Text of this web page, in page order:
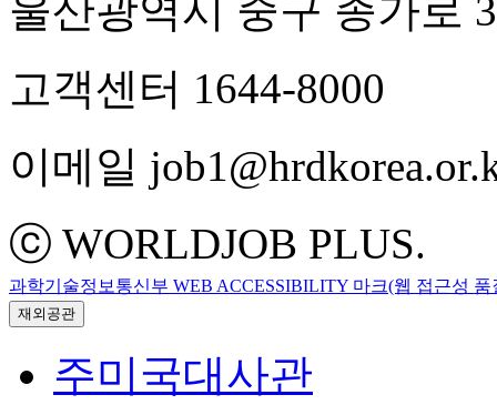
울산광역시 중구 종가로
고객센터 1644-8000
이메일
ⓒ WORLDJOB PLUS.
과학기술정보통신부 WEB ACCESSIBILITY 마크(웹 접근성 품
재외공관
주미국대사관